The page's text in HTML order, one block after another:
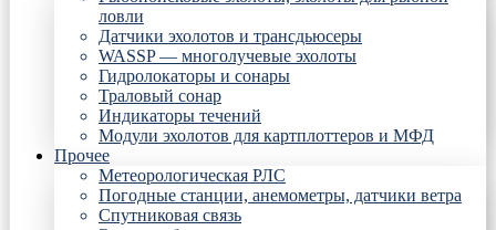
ловли
Датчики эхолотов и трансдьюсеры
WASSP — многолучевые эхолоты
Гидролокаторы и сонары
Траловый сонар
Индикаторы течений
Модули эхолотов для картплоттеров и МФД
Прочее
Метеорологическая РЛС
Погодные станции, анемометры, датчики ветра
Спутниковая связь